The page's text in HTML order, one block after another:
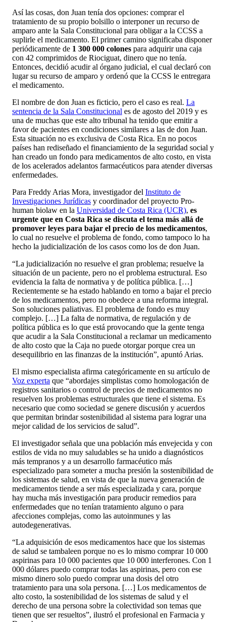
Así las cosas, don Juan tenía dos opciones: comprar el
tratamiento de su propio bolsillo o interponer un recurso de
amparo ante la Sala Constitucional para obligar a la CCSS a
suplirle el medicamento. El primer camino significaba disponer
periódicamente de 1 300 000 colones para adquirir una caja
con 42 comprimidos de Riociguat, dinero que no tenía.
Entonces, decidió acudir al órgano judicial, el cual declaró con
lugar su recurso de amparo y ordenó que la CCSS le entregara
el medicamento.
El nombre de don Juan es ficticio, pero el caso es real. La
sentencia de la Sala Constitucional es de agosto del 2019 y es
una de muchas que este alto tribunal ha tenido que emitir a
favor de pacientes en condiciones similares a las de don Juan.
Esta situación no es exclusiva de Costa Rica. En no pocos
países han rediseñado el financiamiento de la seguridad social y
han creado un fondo para medicamentos de alto costo, en vista
de los acelerados adelantos farmacéuticos para atender diversas
enfermedades.
Para Freddy Arias Mora, investigador del Instituto de
Investigaciones Jurídicas y coordinador del proyecto Pro-
human biolaw en la Universidad de Costa Rica (UCR), es
urgente que en Costa Rica se discuta el tema más allá de
promover leyes para bajar el precio de los medicamentos,
lo cual no resuelve el problema de fondo, como tampoco lo ha
hecho la judicialización de los casos como los de don Juan.
“La judicialización no resuelve el gran problema; resuelve la
situación de un paciente, pero no el problema estructural. Eso
evidencia la falta de normativa y de política pública. […]
Recientemente se ha estado hablando en torno a bajar el precio
de los medicamentos, pero no obedece a una reforma integral.
Son soluciones paliativas. El problema de fondo es muy
complejo. […] La falta de normativa, de regulación y de
política pública es lo que está provocando que la gente tenga
que acudir a la Sala Constitucional a reclamar un medicamento
de alto costo que la Caja no puede otorgar porque crea un
desequilibrio en las finanzas de la institución”, apuntó Arias.
El mismo especialista afirma categóricamente en su artículo de
Voz experta que “abordajes simplistas como homologación de
registros sanitarios o control de precios de medicamentos no
resuelven los problemas estructurales que tiene el sistema. Es
necesario que como sociedad se genere discusión y acuerdos
que permitan brindar sostenibilidad al sistema para lograr una
mejor calidad de los servicios de salud”.
El investigador señala que una población más envejecida y con
estilos de vida no muy saludables se ha unido a diagnósticos
más tempranos y a un desarrollo farmacéutico más
especializado para someter a mucha presión la sostenibilidad de
los sistemas de salud, en vista de que la nueva generación de
medicamentos tiende a ser más especializada y cara, porque
hay mucha más investigación para producir remedios para
enfermedades que no tenían tratamiento alguno o para
afecciones complejas, como las autoinmunes y las
autodegenerativas.
“La adquisición de esos medicamentos hace que los sistemas
de salud se tambaleen porque no es lo mismo comprar 10 000
aspirinas para 10 000 pacientes que 10 000 interferones. Con 1
000 dólares puedo comprar todas las aspirinas, pero con ese
mismo dinero solo puedo comprar una dosis del otro
tratamiento para una sola persona. […] Los medicamentos de
alto costo, la sostenibilidad de los sistemas de salud y el
derecho de una persona sobre la colectividad son temas que
tienen que ser resueltos”, ilustró el profesional en Farmacia y